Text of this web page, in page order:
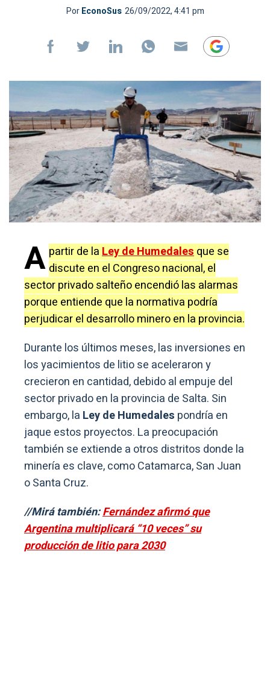
PorEconoSus 26/09/2022, 4:41 pm
A partir de laLey de Humedalesque se
discute en el Congreso nacional, el
sector privado salteño encendió las alarmas
porque entiende que la normativa podría
perjudicar el desarrollo minero en la provincia.
Durante los últimos meses, las inversiones en
los yacimientos de litio se aceleraron y
crecieron en cantidad, debido al empuje del
sector privado en la provincia de Salta. Sin
embargo, la Ley de Humedales pondría en
jaque estos proyectos. La preocupación
también se extiende a otros distritos donde la
minería es clave, como Catamarca, San Juan
o Santa Cruz.
//Mirá también:Fernández afirmó que
Argentina multiplicará “10 veces” su
producción de litio para 2030